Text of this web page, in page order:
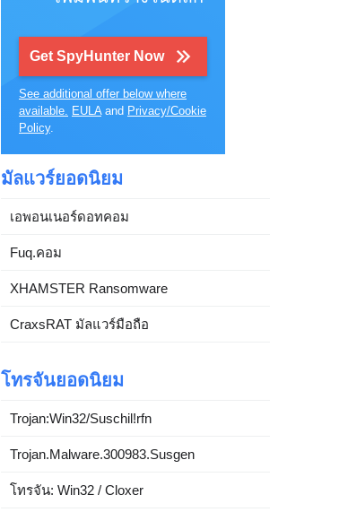
Get SpyHunter Now
See additional offer below where
available. EULAand Privacy/Cookie
Policy.
มัลแวร์ยอดนิยม
เอพอนเนอร์ดอทคอม
Fuq.คอม
XHAMSTER Ransomware
CraxsRAT มัลแวร์มือถือ
โทรจันยอดนิยม
Trojan:Win32/Suschil!rfn
Trojan.Malware.300983.Susgen
โทรจัน: Win32 / Cloxer